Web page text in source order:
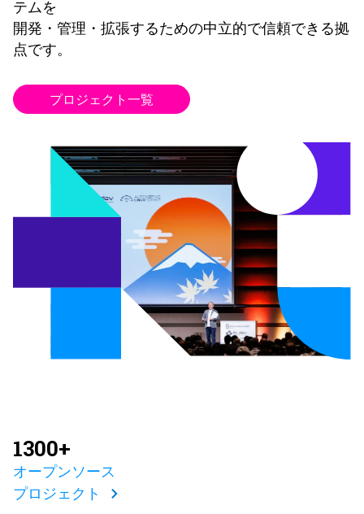
テムを
開発・管理・拡張するための中立的で信頼できる拠
点です。
プロジェクト一覧
1300+
オープンソース
プロジェクト